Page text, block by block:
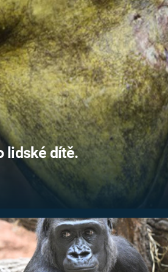
UFO A
MIMOZEMŠŤANÉ
UTAJENÉ PŘÍBĚHY
ČESKÝCH DĚJIN
ALTERNATIVNÍ
HISTORIE
lidské dítě.